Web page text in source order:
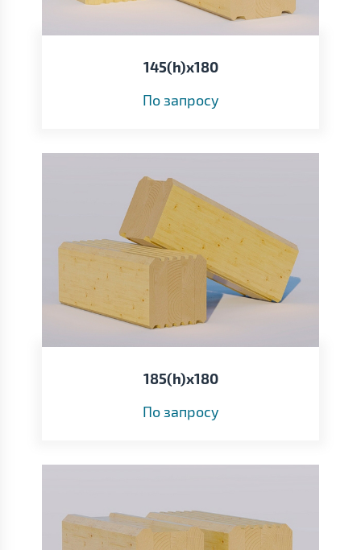
145(h)х180
По запросу
185(h)х180
По запросу